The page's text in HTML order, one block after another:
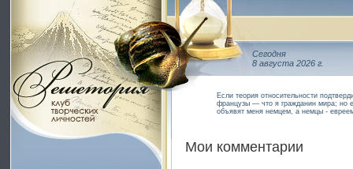
Сегодня
8 августа 2026 г.
Если теория относительности
французы — что я гражданин мира; но
объявят меня немцем, а немцы -
Мои комментарии